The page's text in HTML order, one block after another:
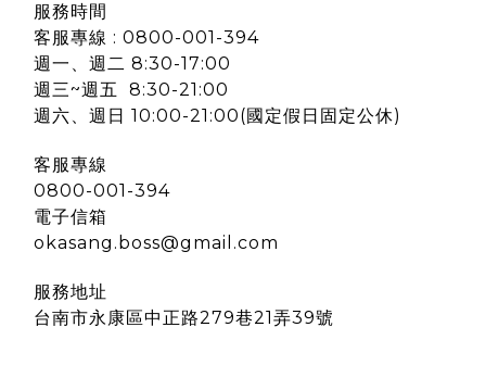
服務時間
客服專線 : 0800-001-394
週一、週二 8:30-17:00
週三~週五 8:30-21:00
週六、週日 10:00-21:00(國定假日固定公休)
客服專線
0800-001-394
電子信箱
okasang.boss@gmail.com
服務地址
台南市永康區中正路279巷21弄39號